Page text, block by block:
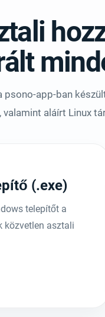
psono-app-ban
valamint aláírt Linux
(.exe)
telepítőt a
közvetlen asztali